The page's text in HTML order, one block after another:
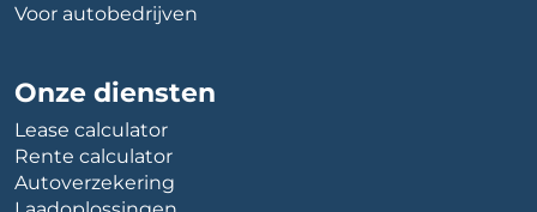
Voor autobedrijven
Onze diensten
Lease calculator
Rente calculator
Autoverzekering